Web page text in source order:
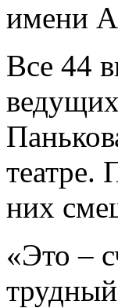
имени
Все 44
театре.
них
«Это –